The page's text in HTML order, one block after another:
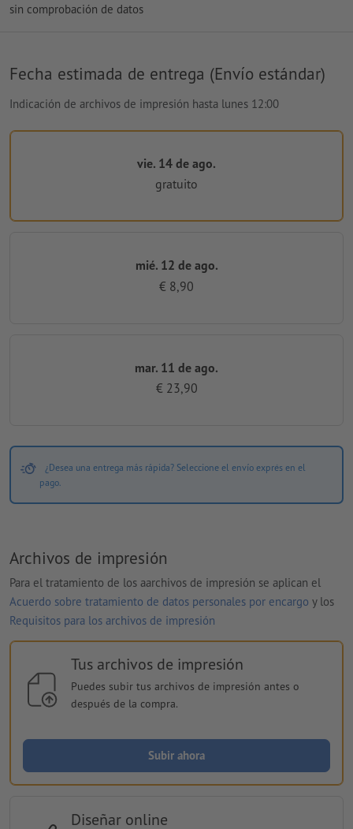
sin comprobación de datos
Fecha estimada de entrega (Envío estándar)
Indicación de archivos de impresión hasta lunes 12:00
vie. 14 de ago.
gratuito
mié. 12 de ago.
€ 8,90
mar. 11 de ago.
€ 23,90
¿Desea una entrega más rápida? Seleccione el envío exprés en el
pago.
Archivos de impresión
Para el tratamiento de los aarchivos de impresión se aplican el
Acuerdo sobre tratamiento de datos personales por encargo y los
Requisitos para los archivos de impresión
Tus archivos de impresión
Puedes subir tus archivos de impresión antes o
después de la compra.
Subir ahora
Diseñar online